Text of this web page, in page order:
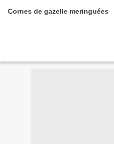
Cornes de gazelle meringuées